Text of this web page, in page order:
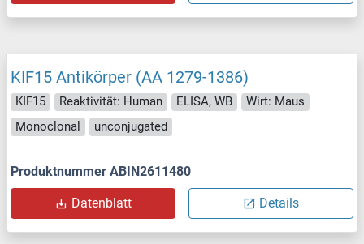
KIF15 Antikörper (AA 1279-1386)
KIF15 Reaktivität: Human ELISA, WB
Wirt: Maus
Monoclonal
unconjugated
Produktnummer ABIN2611480
Datenblatt Details